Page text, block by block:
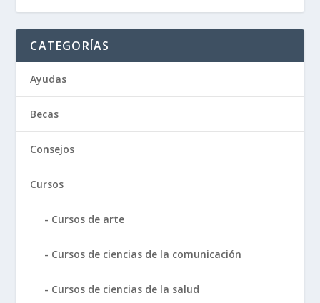
CATEGORÍAS
Ayudas
Becas
Consejos
Cursos
Cursos de arte
Cursos de ciencias de la comunicación
Cursos de ciencias de la salud